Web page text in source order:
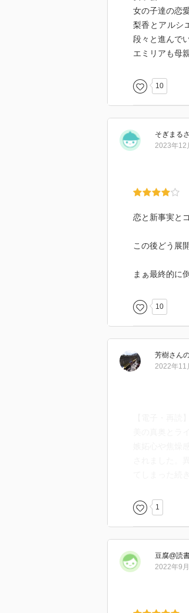
女の子達の恋
梨香とアルシ
段々と進んで
エミリアも母
10
そぎまる
2023年12
恋と新事実と
この後どう展
まぁ最終的に
10
芳樹さん
2022年11
1
豆腐@読
2022年9